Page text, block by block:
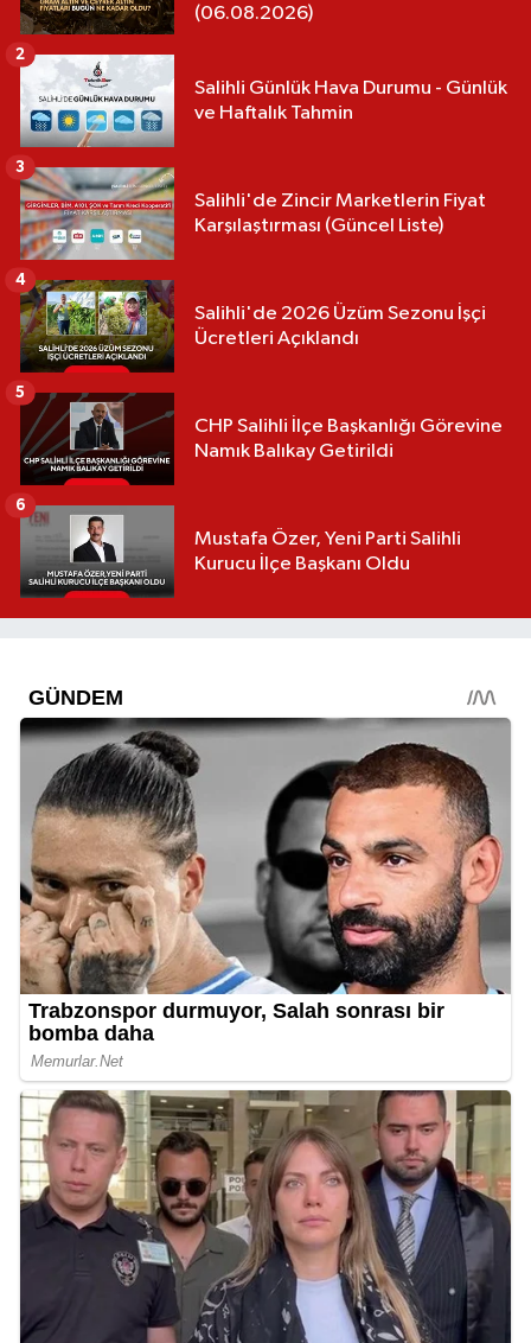
(06.08.2026)
Salihli Günlük Hava Durumu - Günlük
ve Haftalık Tahmin
2
Salihli'de Zincir Marketlerin Fiyat
Karşılaştırması (Güncel Liste)
3
Salihli'de 2026 Üzüm Sezonu İşçi
Ücretleri Açıklandı
4
CHP Salihli İlçe Başkanlığı Görevine
Namık Balıkay Getirildi
5
Mustafa Özer, Yeni Parti Salihli
Kurucu İlçe Başkanı Oldu
6